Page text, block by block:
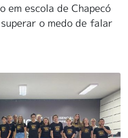
em escola de Chapecó
o medo de falar